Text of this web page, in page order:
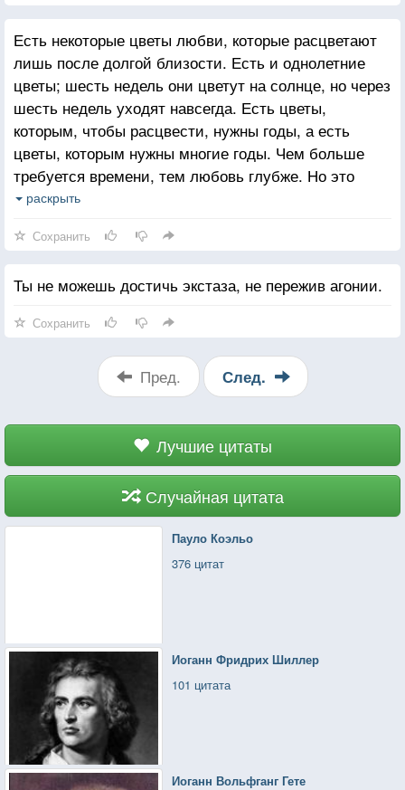
Есть некоторые цветы любви, которые расцветают
лишь после долгой близости. Есть и однолетние
цветы; шесть недель они цветут на солнце, но через
шесть недель уходят навсегда. Есть цветы,
которым, чтобы расцвести, нужны годы, а есть
цветы, которым нужны многие годы. Чем больше
требуется времени, тем любовь глубже. Но это
должно быть преданностью одного сердца другому
раскрыть
Сохранить
Ты не можешь достичь экстаза, не пережив агонии.
Сохранить
Пред. След.
Лучшие цитаты
Случайная цитата
Пауло Коэльо
376 цитат
Иоганн Фридрих Шиллер
101 цитата
Иоганн Вольфганг Гете